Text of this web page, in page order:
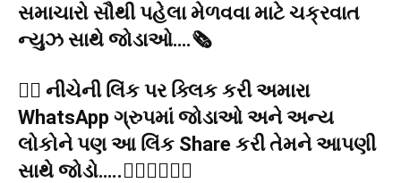
સમાચારો સૌથી પહેલા મેળવવા માટે ચક્રવાત
ન્યુઝ સાથે જોડાઓ….🗞️
👉🏻 નીચેની લિંક પર ક્લિક કરી અમારા
WhatsApp ગ્રુપમાં જોડાઓ અને અન્ય
લોકોને પણ આ લિંક Share કરી તેમને આપણી
સાથે જોડો…..👇🏻👇🏻👇🏻